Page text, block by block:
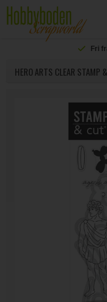
Fri
HERO ARTS CLEAR STAMP